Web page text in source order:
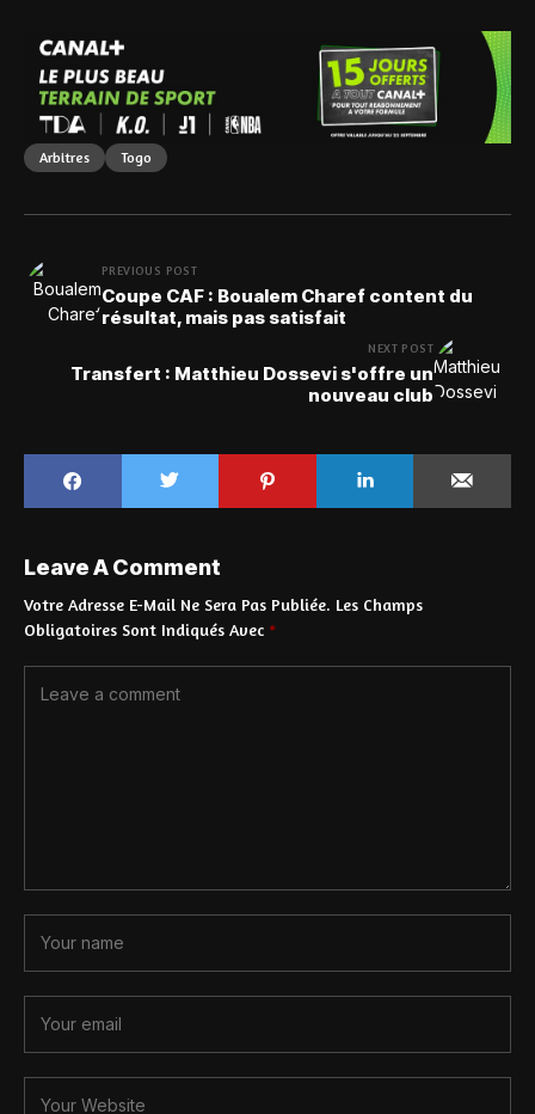
Arbitres Togo
PREVIOUS POST
Coupe CAF : Boualem Charef content du
résultat, mais pas satisfait
NEXT POST
Transfert : Matthieu Dossevi s'offre un
nouveau club
Leave A Comment
Votre Adresse E-Mail Ne Sera Pas Publiée. Les Champs
Obligatoires Sont Indiqués Avec *